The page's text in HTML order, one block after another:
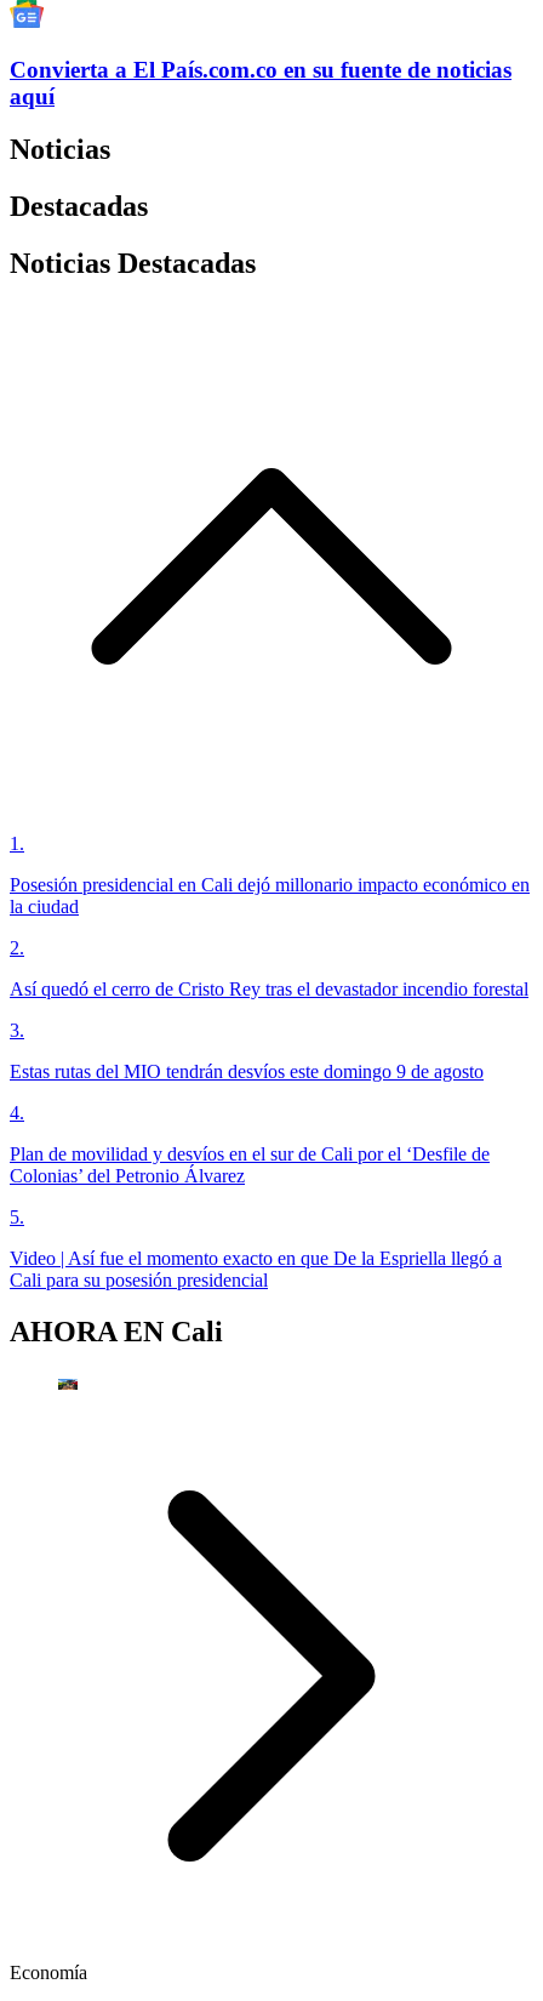
Convierta a El País.com.co en su fuente de noticias
aquí
Noticias
Destacadas
Noticias Destacadas
1 .
Posesión presidencial en Cali dejó millonario impacto económico en
la ciudad
2.
Así quedó el cerro de Cristo Rey tras el devastador incendio forestal
3.
Estas rutas del MIO tendrán desvíos este domingo 9 de agosto
4.
Plan de movilidad y desvíos en el sur de Cali por el ‘Desfile de
Colonias’ del Petronio Álvarez
5.
Video | Así fue el momento exacto en que De la Espriella llegó a
Cali para su posesión presidencial
AHORA EN Cali
Economía